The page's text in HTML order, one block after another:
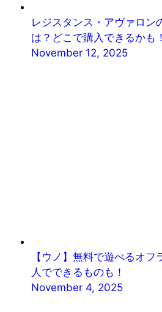
レジスタンス・アヴァロン
は？どこで購入できるかも！
November 12, 2025
【ウノ】無料で遊べるオ
人でできるものも！
November 4, 2025